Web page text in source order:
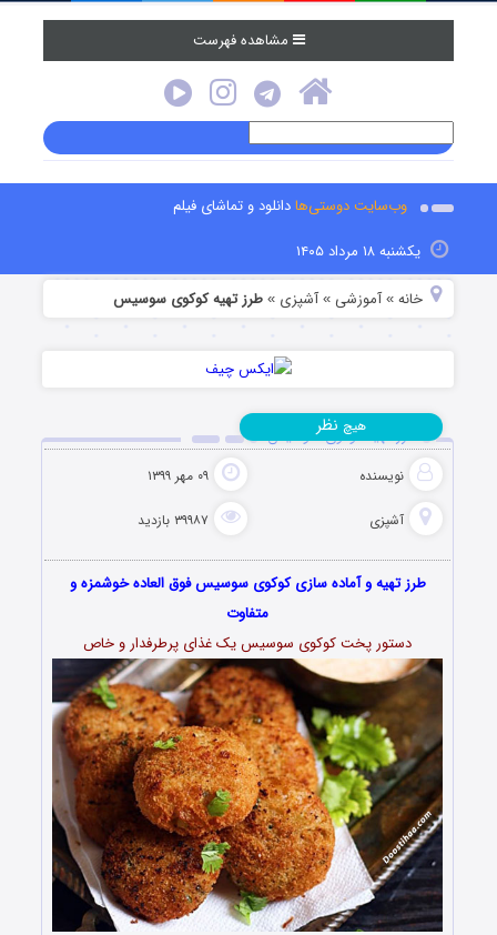
مشاهده فهرست
وب‌سایت دوستی‌هادانلود و تماشای فیلم
یکشنبه ۱۸ مرداد ۱۴۰۵
خانه »آموزشی »آشپزی »طرز تهیه کوکوی سوسیس
طرز تهیه کوکوی سوسیس
نویسنده ۰۹ مهر ۱۳۹۹
آشپزی ۳۹۹۸۷ بازدید
هیچ نظر
طرز تهیه و آماده سازی کوکوی سوسیس فوق العاده خوشمزه و
متفاوت
دستور پخت کوکوی سوسیس یک غذای پرطرفدار و خاص